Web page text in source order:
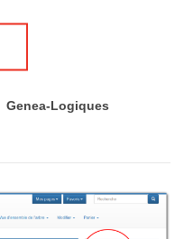
Genea-Logiques